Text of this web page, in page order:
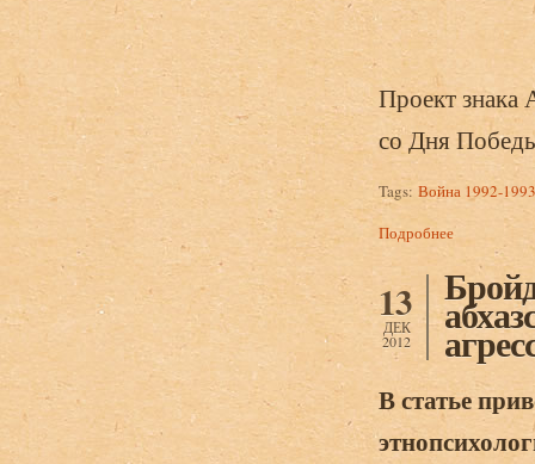
Проект
со Дня
Tags: Война 1992-
Подробнее
13
ДЕК
2012
В статье